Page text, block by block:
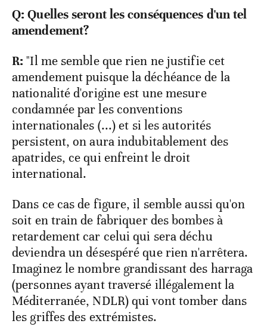
Q: Quelles seront les conséquences d'un tel
amendement?
R: "Il me semble que rien ne justifie cet
amendement puisque la déchéance de la
nationalité d'origine est une mesure
condamnée par les conventions
internationales (...) et si les autorités
persistent, on aura indubitablement des
apatrides, ce qui enfreint le droit
international.
Dans ce cas de figure, il semble aussi qu'on
soit en train de fabriquer des bombes à
retardement car celui qui sera déchu
deviendra un désespéré que rien n'arrêtera.
Imaginez le nombre grandissant des harraga
(personnes ayant traversé illégalement la
Méditerranée, NDLR) qui vont tomber dans
les griffes des extrémistes.